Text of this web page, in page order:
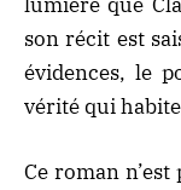
son récit est
évidences, le
vérité qui
Ce roman